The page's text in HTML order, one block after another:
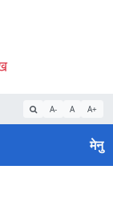
A- A A+
मेनु